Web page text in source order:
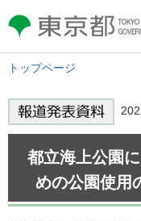
東京都 TOKYO
GOVERNMENT
トップページ
都立海上公園
めの公園使用